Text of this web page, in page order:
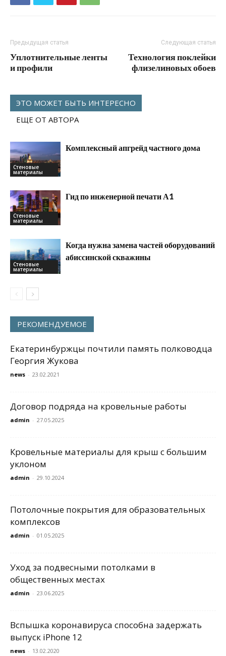
Предыдущая статья
Уплотнительные ленты
и профили
Следующая статья
Технология поклейки
флизелиновых обоев
ЭТО МОЖЕТ БЫТЬ ИНТЕРЕСНО
ЕЩЕ ОТ АВТОРА
Стеновые
материалы
Комплексный апгрейд частного дома
Стеновые
материалы
Гид по инженерной печати А1
Стеновые
материалы
Когда нужна замена частей оборудований
абиссинской скважины
РЕКОМЕНДУЕМОЕ
Екатеринбуржцы почтили память полководца
Георгия Жукова
news - 23.02.2021
Договор подряда на кровельные работы
admin - 27.05.2025
Кровельные материалы для крыш с большим
уклоном
admin - 29.10.2024
Потолочные покрытия для образовательных
комплексов
admin - 01.05.2025
Уход за подвесными потолками в
общественных местах
admin - 23.06.2025
Вспышка коронавируса способна задержать
выпуск iPhone 12
news - 13.02.2020